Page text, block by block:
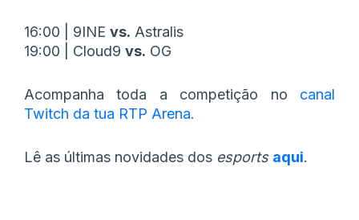
16:00 | 9INE vs. Astralis
19:00 | Cloud9 vs. OG
Acompanha toda a competição no canal
Twitch da tua RTP Arena.
Lê as últimas novidades dos esports aqui.